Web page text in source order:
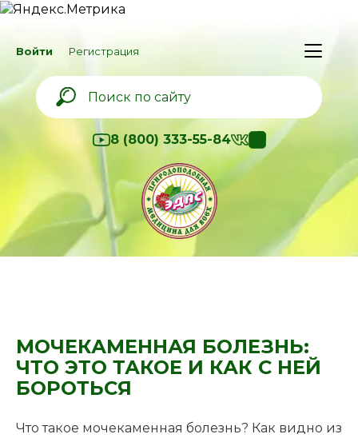
Войти Регистрация
8 (800) 333-55-84
МОЧЕКАМЕННАЯ БОЛЕЗНЬ:
ЧТО ЭТО ТАКОЕ И КАК С НЕЙ
БОРОТЬСЯ
Что такое мочекаменная болезнь? Как видно из